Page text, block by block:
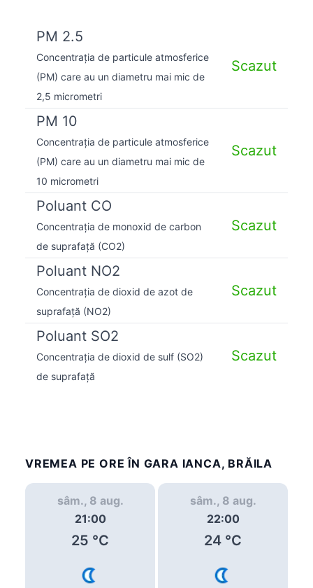
PM 2.5
Concentrația de particule atmosferice
(PM) care au un diametru mai mic de
2,5 micrometri
Scazut
PM 10
Concentrația de particule atmosferice
(PM) care au un diametru mai mic de
10 micrometri
Scazut
Poluant CO
Concentrația de monoxid de carbon
de suprafață (CO2)
Scazut
Poluant NO2
Concentrația de dioxid de azot de
suprafață (NO2)
Scazut
Poluant SO2
Concentrația de dioxid de sulf (SO2)
de suprafață
Scazut
VREMEA PE ORE ÎN GARA IANCA, BRĂILA
sâm., 8 aug.
21:00
25 °C
sâm., 8 aug.
22:00
24 °C